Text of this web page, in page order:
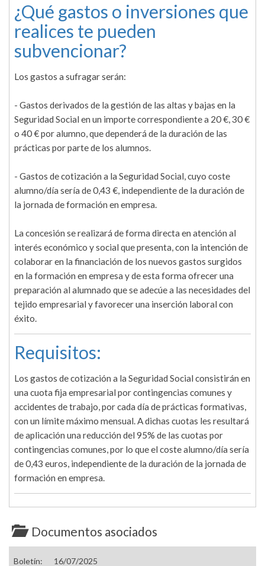
¿Qué gastos o inversiones que
realices te pueden
subvencionar?
Los gastos a sufragar serán:
- Gastos derivados de la gestión de las altas y bajas en la
Seguridad Social en un importe correspondiente a 20 €, 30 €
o 40 € por alumno, que dependerá de la duración de las
prácticas por parte de los alumnos.
- Gastos de cotización a la Seguridad Social, cuyo coste
alumno/día sería de 0,43 €, independiente de la duración de
la jornada de formación en empresa.
La concesión se realizará de forma directa en atención al
interés económico y social que presenta, con la intención de
colaborar en la financiación de los nuevos gastos surgidos
en la formación en empresa y de esta forma ofrecer una
preparación al alumnado que se adecúe a las necesidades del
tejido empresarial y favorecer una inserción laboral con
éxito.
Requisitos:
Los gastos de cotización a la Seguridad Social consistirán en
una cuota fija empresarial por contingencias comunes y
accidentes de trabajo, por cada día de prácticas formativas,
con un límite máximo mensual. A dichas cuotas les resultará
de aplicación una reducción del 95% de las cuotas por
contingencias comunes, por lo que el coste alumno/día sería
de 0,43 euros, independiente de la duración de la jornada de
formación en empresa.
Documentos asociados
Boletín: 16/07/2025